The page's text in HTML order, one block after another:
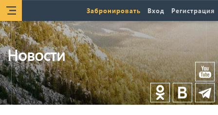
Забронировать Вход Регистрация
Новости